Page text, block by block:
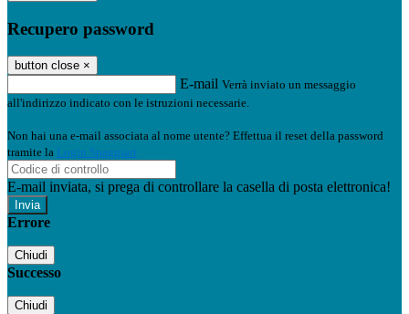
Recupero password
button close ×
E-mail Verrà inviato un messaggio
all'indirizzo indicato con le istruzioni necessarie.
Non hai una e-mail associata al nome utente? Effettua il reset della password
tramite la Login Spaggiari
E-mail inviata, si prega di controllare la casella di posta elettronica!
Errore
Chiudi
Successo
Chiudi